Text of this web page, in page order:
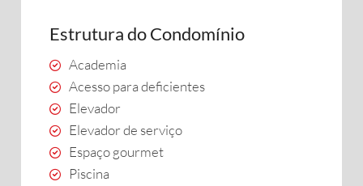
Estrutura do Condomínio
Academia
Acesso para deficientes
Elevador
Elevador de serviço
Espaço gourmet
Piscina